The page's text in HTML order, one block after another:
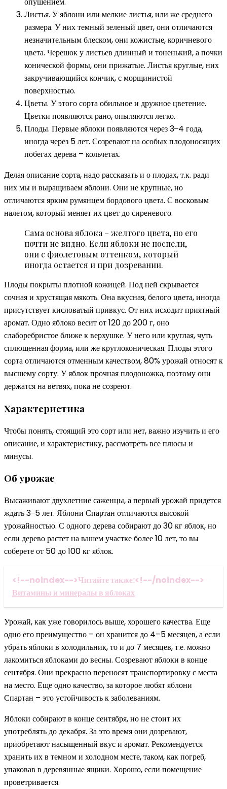
Листья. У яблони или мелкие листья, или же среднего
размера. У них темный зеленый цвет, они отличаются
незначительным блеском, они кожистые, коричневого
цвета. Черешок у листьев длинный и тоненький, а почки
конической формы, они прижатые. Листья круглые, них
закручивающийся кончик, с морщинистой
поверхностью.
Цветы. У этого сорта обильное и дружное цветение.
Цветки появляются рано, опыляются легко.
Плоды. Первые яблоки появляются через 3 ̶ 4 года,
иногда через 5 лет. Созревают на особых плодоносящих
побегах дерева – кольчетах.
Делая описание сорта, надо рассказать и о плодах, т.к. ради
них мы и выращиваем яблони. Они не крупные, но
отличаются ярким румянцем бордового цвета. С восковым
налетом, который меняет их цвет до сиреневого.
Сама основа яблока – желтого цвета, но его
почти не видно. Если яблоки не поспели,
они с фиолетовым оттенком, который
иногда остается и при дозревании.
Плоды покрыты плотной кожицей. Под ней скрывается
сочная и хрустящая мякоть. Она вкусная, белого цвета, иногда
присутствует кисловатый привкус. От них исходит приятный
аромат. Одно яблоко весит от 120 до 200 г, оно
слаборебристое ближе к верхушке. У него или круглая, чуть
сплющенная форма, или же круглоконическая. Плоды этого
сорта отличаются отменным качеством, 80% урожай относят к
высшему сорту. У яблок прочная плодоножка, поэтому они
держатся на ветвях, пока не созреют.
Характеристика
Чтобы понять, стоящий это сорт или нет, важно изучить и его
описание, и характеристику, рассмотреть все плюсы и
минусы.
Об урожае
Высаживают двухлетние саженцы, а первый урожай придется
ждать 3 ̶ 5 лет. Яблони Спартан отличаются высокой
урожайностью. С одного дерева собирают до 30 кг яблок, но
если дерево растет на вашем участке более 10 лет, то вы
соберете от 50 до 100 кг яблок.
<!--noindex-->Читайте также:<!--/noindex-->
Витамины и минералы в яблоках
Урожай, как уже говорилось выше, хорошего качества. Еще
одно его преимущество – он хранится до 4–5 месяцев, а если
убрать яблоки в холодильник, то и до 7 месяцев, т.е. можно
лакомиться яблоками до весны. Созревают яблоки в конце
сентября. Они прекрасно переносят транспортировку с места
на место. Еще одно качество, за которое любят яблони
Спартан – это устойчивость к заболеваниям.
Яблоки собирают в конце сентября, но не стоит их
употреблять до декабря. За это время они дозревают,
приобретают насыщенный вкус и аромат. Рекомендуется
хранить их в темном и холодном месте, таком, как погреб,
упаковав в деревянные ящики. Хорошо, если помещение
проветривается.